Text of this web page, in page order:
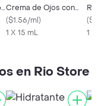
Crema de Ojos con
Ácido Hialurónico
($1.56/ml)
1 X 15 mL
(
1 X
en Rio Store